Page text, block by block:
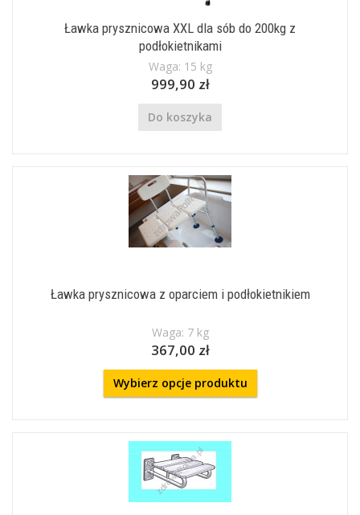
Ławka prysznicowa XXL dla sób do 200kg z
podłokietnikami
Waga: 15 kg
999,90 zł
Do koszyka
Ławka prysznicowa z oparciem i podłokietnikiem
Waga: 7 kg
367,00 zł
Wybierz opcje produktu